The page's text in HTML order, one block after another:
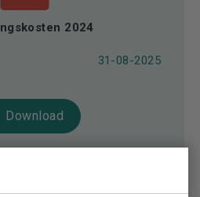
2024
31-08-2025
Download